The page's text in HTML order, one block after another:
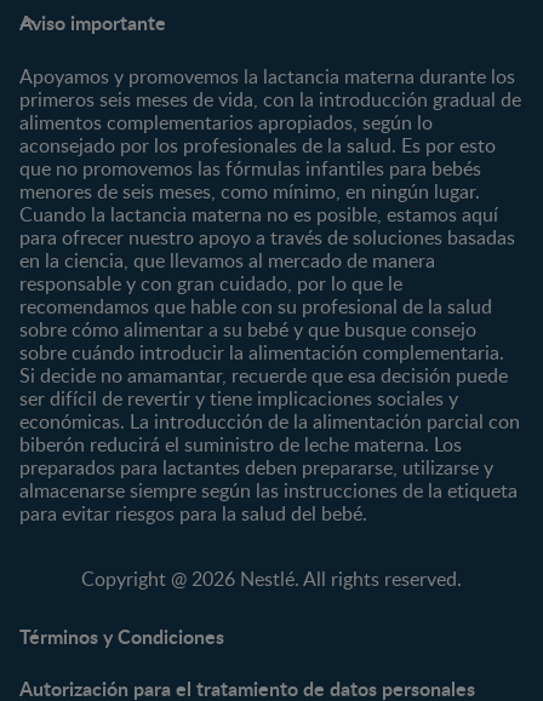
Preguntas Frecuentes
¿Quiénes somos?
Marcas y productos
Nuestros Productos
Nuestras Marcas
Preconcepción
Embarazo
Posparto
0 a 4 meses
4 a 6 meses
6 a 8 meses
8 a 12 meses
12 a 24 meses
Desde 2 años
Preescolar
Escolar
Nutrición
Salud
Maternidad
Paternidad
Vida en familia
Marcas
CERELAC®
GERBER®
KLIM®
NAN® 3
NAN® Optipro® 3
NAN® Supreme 3
NESTUM®
Productos
Cereales Infantiles
Compotas y galletas
Fórmulas Infantiles
Vitaminas y Suplementos
Aviso importante
Apoyamos y promovemos la lactancia materna durante los
primeros seis meses de vida, con la introducción gradual de
alimentos complementarios apropiados, según lo
aconsejado por los profesionales de la salud. Es por esto
que no promovemos las fórmulas infantiles para bebés
menores de seis meses, como mínimo, en ningún lugar.
Cuando la lactancia materna no es posible, estamos aquí
para ofrecer nuestro apoyo a través de soluciones basadas
en la ciencia, que llevamos al mercado de manera
responsable y con gran cuidado, por lo que le
recomendamos que hable con su profesional de la salud
sobre cómo alimentar a su bebé y que busque consejo
sobre cuándo introducir la alimentación complementaria.
Si decide no amamantar, recuerde que esa decisión puede
ser difícil de revertir y tiene implicaciones sociales y
económicas. La introducción de la alimentación parcial con
biberón reducirá el suministro de leche materna. Los
preparados para lactantes deben prepararse, utilizarse y
almacenarse siempre según las instrucciones de la etiqueta
para evitar riesgos para la salud del bebé.
Copyright @ 2026 Nestlé. All rights reserved.
Términos y Condiciones
Autorización para el tratamiento de datos personales